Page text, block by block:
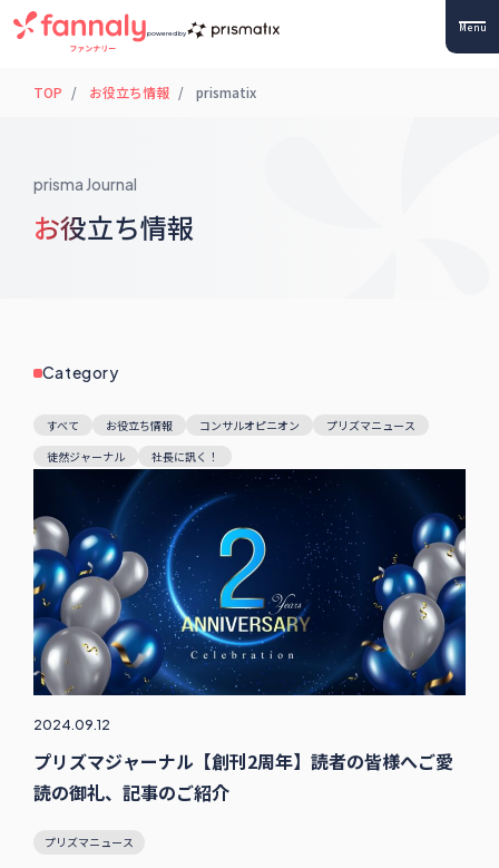
powered by Menu
TOP お役立ち情報 prismatix
prisma Journal
お役立ち情報
2024.09.12
プリズマジャーナル【創刊2周年】読者の皆様へご愛
読の御礼、記事のご紹介
プリズマニュース
Category
すべて お役立ち情報 コンサルオピニオン
プリズマニュース
徒然ジャーナル
社長に訊く！